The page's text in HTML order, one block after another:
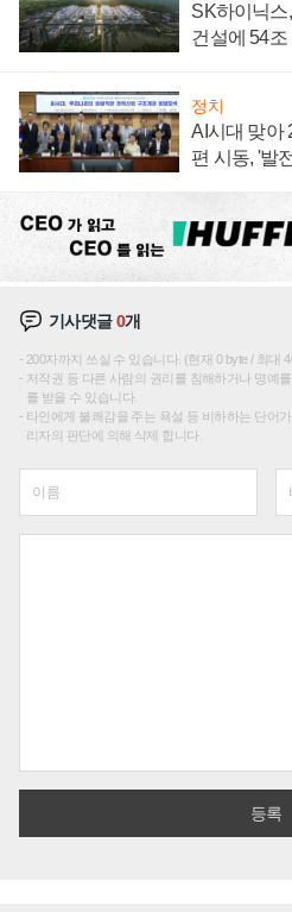
SK하이닉스
건설에 54조
정치
AI시대 맞아
편 시동, '발
기사댓글0개
200자까지 쓰실 수 있습니다. (현재 0 byte / 최대
저작권 등 다른 사람의 권리를 침해하거나 명예
를 받을 수 있습니다.
타인에게 불쾌감을 주는 욕설 등 비하하는 단어
리자의 판단에 의해 삭제 합니다.